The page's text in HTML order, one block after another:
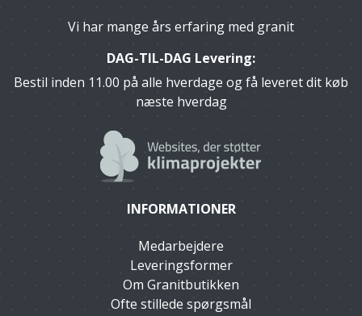
Vi har mange års erfaring med granit
DAG-TIL-DAG Levering:
Bestil inden 11.00 på alle hverdage og få leveret dit køb
næste hverdag
INFORMATIONER
Medarbejdere
Leveringsformer
Om Granitbutikken
Ofte stillede spørgsmål